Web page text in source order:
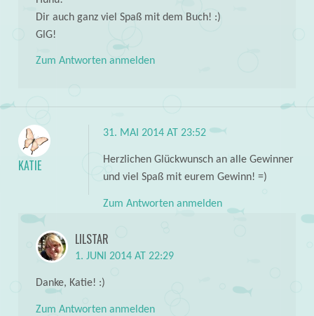
Dir auch ganz viel Spaß mit dem Buch! :)
GlG!
Zum Antworten anmelden
KATIE
31. MAI 2014 AT 23:52
Herzlichen Glückwunsch an alle Gewinner
und viel Spaß mit eurem Gewinn! =)
Zum Antworten anmelden
LILSTAR
1. JUNI 2014 AT 22:29
Danke, Katie! :)
Zum Antworten anmelden